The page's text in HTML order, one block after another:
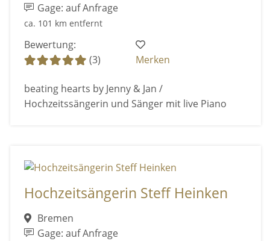
Gage: auf Anfrage
ca. 101 km entfernt
Bewertung:
(3)
Merken
beating hearts by Jenny & Jan /
Hochzeitssängerin und Sänger mit live Piano
Hochzeitsängerin Steff Heinken
Bremen
Gage: auf Anfrage